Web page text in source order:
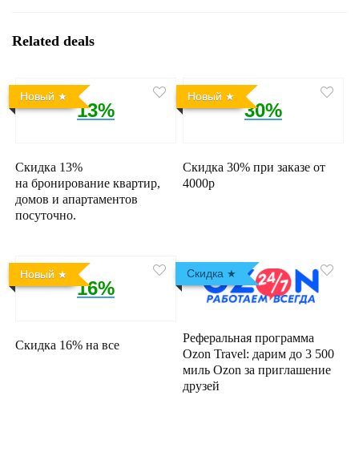
Related deals
Новый
13%
Скидка 13%
на бронирование квартир,
домов и апартаментов
посуточно.
Новый
30%
Скидка 30% при заказе от
4000р
Новый
16%
Скидка 16% на все
Скидка
Реферальная программа
Ozon Travel: дарим до 3 500
миль Ozon за приглашение
друзей